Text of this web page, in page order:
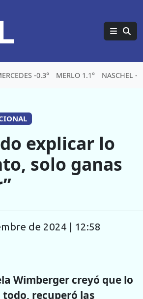
-0.3° MERLO 1.1° NASCHEL -
explicar lo
solo ganas
de 2024 | 12:58
Wimberger creyó que lo
recuperó las